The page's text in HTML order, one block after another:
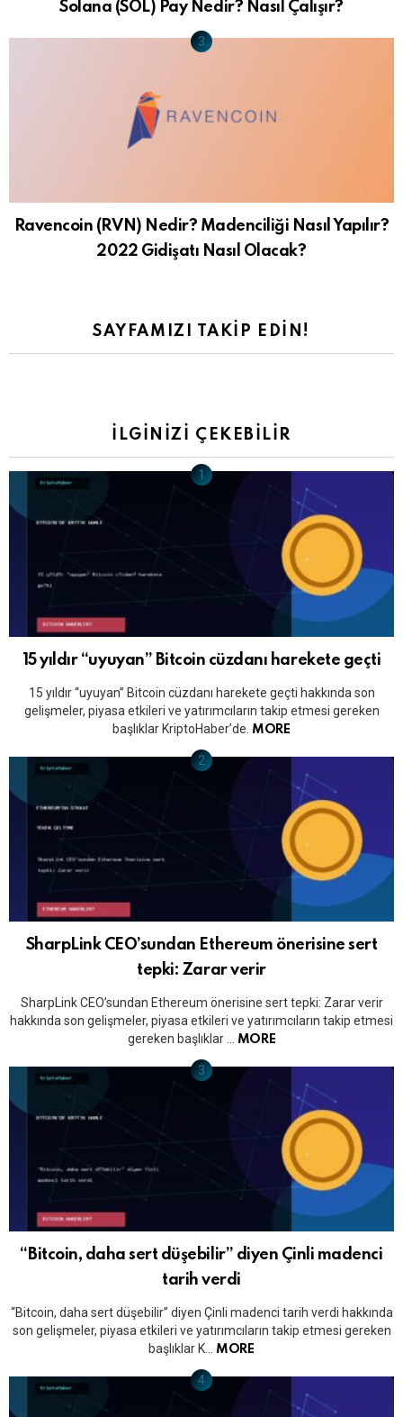
Solana (SOL) Pay Nedir? Nasıl Çalışır?
Ravencoin (RVN) Nedir? Madenciliği Nasıl Yapılır?
2022 Gidişatı Nasıl Olacak?
SAYFAMIZI TAKIP EDIN!
İLGINIZI ÇEKEBILIR
15 yıldır “uyuyan” Bitcoin cüzdanı harekete geçti
15 yıldır “uyuyan” Bitcoin cüzdanı harekete geçti hakkında son
gelişmeler, piyasa etkileri ve yatırımcıların takip etmesi gereken
başlıklar KriptoHaber’de. MORE
SharpLink CEO’sundan Ethereum önerisine sert
tepki: Zarar verir
SharpLink CEO’sundan Ethereum önerisine sert tepki: Zarar verir
hakkında son gelişmeler, piyasa etkileri ve yatırımcıların takip etmesi
gereken başlıklar …
MORE
“Bitcoin, daha sert düşebilir” diyen Çinli madenci
tarih verdi
“Bitcoin, daha sert düşebilir” diyen Çinli madenci tarih verdi hakkında
son gelişmeler, piyasa etkileri ve yatırımcıların takip etmesi gereken
başlıklar K… MORE